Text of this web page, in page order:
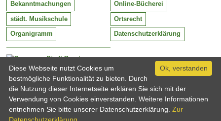
Stadt Barntrup
Mittelstraße 38
32683 Barntrup
Tel:
Email:
05263 / 409-0
info@barntrup.de
Bekanntmachungen Online-Bücherei
städt. Musikschule Ortsrecht
Organigramm Datenschutzerklärung
Ok, verstanden
Diese Webseite nutzt Cookies um
bestmögliche Funktionalität zu bieten. Durch
die Nutzung dieser Internetseite erklären Sie sich mit der
Verwendung von Cookies einverstanden. Weitere Informationen
entnehmen Sie bitte unserer Datenschutzerklärung. Zur